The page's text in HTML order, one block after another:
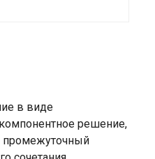
в виде
решение,
промежуточный